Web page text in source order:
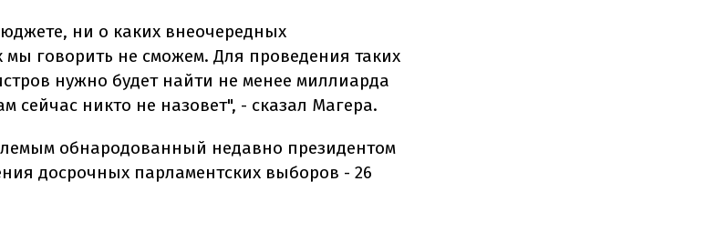
ни о каких внеочередных
мы говорить не сможем. Для проведения таких
нужно будет найти не менее миллиарда
сейчас никто не назовет", - сказал Магера.
обнародованный недавно президентом
досрочных парламентских выборов - 26